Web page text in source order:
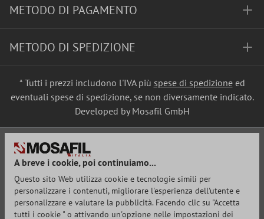
METODO DI PAGAMENTO
METODO DI SPEDIZIONE
* Tutti i prezzi includono l'IVA più spese di spedizioneed
eventuali spese di spedizione, se non diversamente indicato.
Developed by Mosafil GmbH
A breve i cookie, poi continuiamo...
Questo sito Web utilizza cookie e tecnologie simili per
personalizzare i contenuti, migliorare l'esperienza dell'utente e
personalizzare e valutare la pubblicità. Facendo clic su "Accetta
tutti i cookie " o attivando un'opzione nelle impostazioni dei